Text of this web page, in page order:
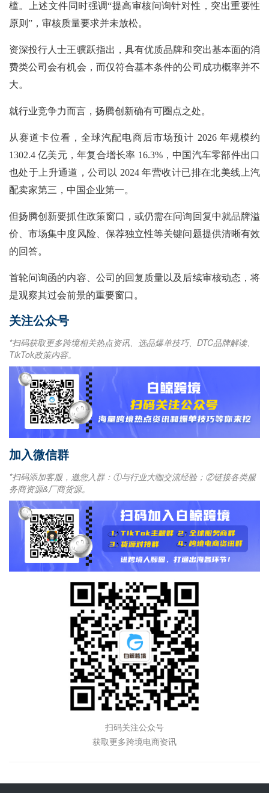
槛。上述文件同时强调“提高审核问询针对性，突出重要性
原则”，审核质量要求并未放松。
资深投行人士王骥跃指出，具有优质品牌和突出基本面的消
费类公司会有机会，而仅符合基本条件的公司成功概率并不
大。
就行业竞争力而言，扬腾创新确有可圈点之处。
从赛道卡位看，全球汽配电商后市场预计 2026 年规模约
1302.4 亿美元，年复合增长率 16.3%，中国汽车零部件出口
也处于上升通道，公司以 2024 年营收计已排在北美线上汽
配卖家第三，中国企业第一。
但扬腾创新要抓住政策窗口，或仍需在问询回复中就品牌溢
价、市场集中度风险、保荐独立性等关键问题提供清晰有效
的回答。
首轮问询函的内容、公司的回复质量以及后续审核动态，将
是观察其过会前景的重要窗口。
关注公众号
*扫码获取更多跨境相关热点资讯、选品爆单技巧、DTC品牌解读、
TikTok政策内容。
加入微信群
*扫码添加客服，邀您入群：①与行业大咖交流经验；②链接各类服
务商资源&厂商货源。
扫码关注公众号
获取更多跨境电商资讯